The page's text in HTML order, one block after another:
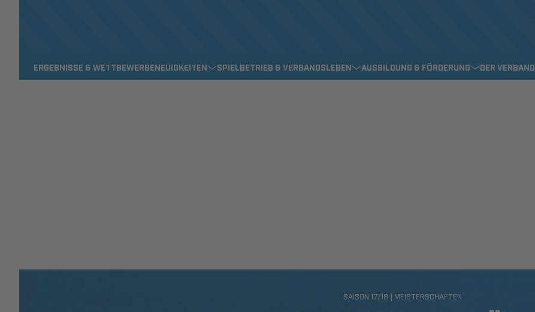
ERGEBNISSE & WETTBEWERBENEUIGKEITEN SPIELBETRIEB & VERBANDSLEBEN AUSBILDUNG & FÖRDERUNG DER VERBAND
SAISON 17/18 | MEISTERSCHAFTEN